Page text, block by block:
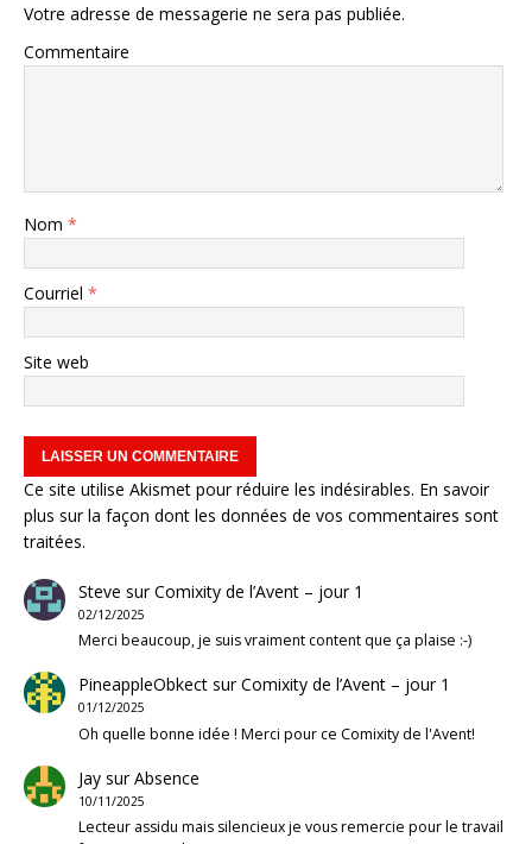
Votre adresse de messagerie ne sera pas publiée.
Commentaire
Nom *
Courriel *
Site web
Ce site utilise Akismet pour réduire les indésirables. En savoir
plus sur la façon dont les données de vos commentaires sont
traitées.
Steve surComixity de l’Avent – jour 1
02/12/2025
Merci beaucoup, je suis vraiment content que ça plaise :-)
PineappleObkectsurComixity de l’Avent – jour 1
01/12/2025
Oh quelle bonne idée ! Merci pour ce Comixity de l'Avent!
JaysurAbsence
10/11/2025
Lecteur assidu mais silencieux je vous remercie pour le travail